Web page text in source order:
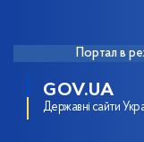
Портал в
GOV.UA
Державні сайти